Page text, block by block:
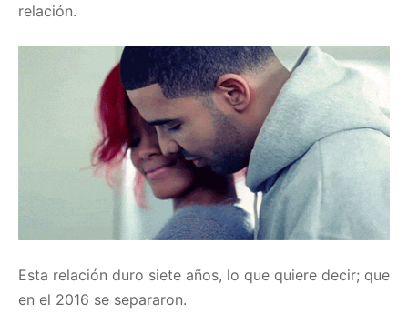
relación.
Esta relación duro siete años, lo que quiere decir; que
en el 2016 se separaron.